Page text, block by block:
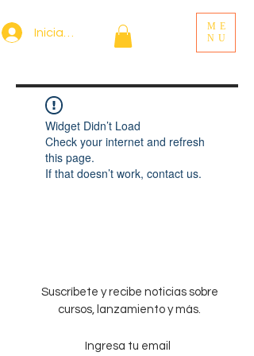
Iniciar sesión
ME
NU
Widget Didn’t Load
Check your internet and refresh
this page.
If that doesn’t work, contact us.
Suscríbete y recibe noticias sobre
cursos, lanzamiento y más.